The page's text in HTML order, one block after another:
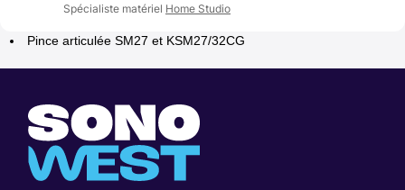
Spécialiste matériel Home Studio
Pince articulée SM27 et KSM27/32CG